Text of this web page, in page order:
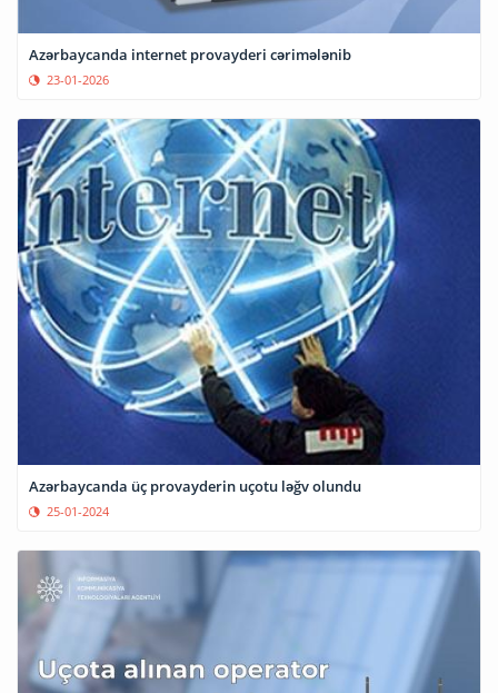
Azərbaycanda internet provayderi cərimələnib
23-01-2026
Azərbaycanda üç provayderin uçotu ləğv olundu
25-01-2024